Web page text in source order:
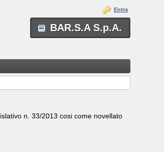
BAR.S.A S.p.A.
Entra
n. 33/2013 cosi come novellato